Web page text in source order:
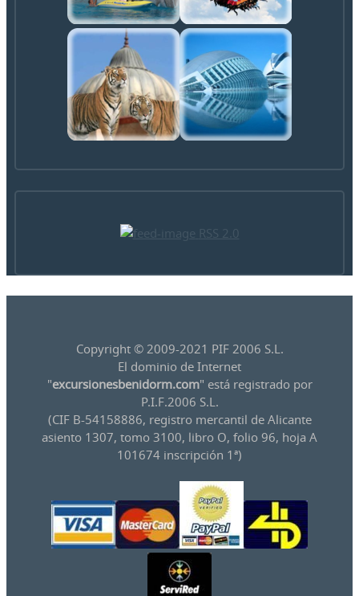
RSS 2.0
Copyright © 2009-2021 PIF 2006 S.L.
El dominio de Internet
"excursionesbenidorm.com" está registrado por
P.I.F.2006 S.L.
(CIF B-54158886, registro mercantil de Alicante
asiento 1307, tomo 3100, libro O, folio 96, hoja A
101674 inscripción 1ª)